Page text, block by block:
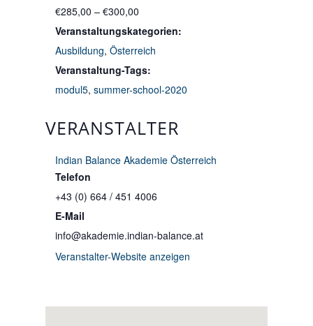
€285,00 – €300,00
Veranstaltungskategorien:
Ausbildung, Österreich
Veranstaltung-Tags:
modul5, summer-school-2020
VERANSTALTER
Indian Balance Akademie Österreich
Telefon
+43 (0) 664 / 451 4006
E-Mail
info@akademie.indian-balance.at
Veranstalter-Website anzeigen